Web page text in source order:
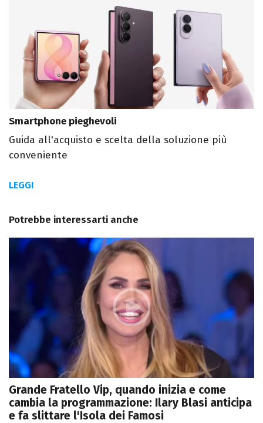
Smartphone pieghevoli
Guida all'acquisto e scelta della soluzione più
conveniente
LEGGI
Potrebbe interessarti anche
Grande Fratello Vip, quando inizia e come
cambia la programmazione: Ilary Blasi anticipa
e fa slittare l'Isola dei Famosi